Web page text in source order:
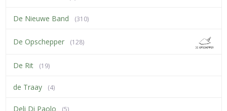
De Nieuwe Band (310)
De Opschepper (128)
De Rit (19)
de Traay (4)
Deli Di Paolo (5)